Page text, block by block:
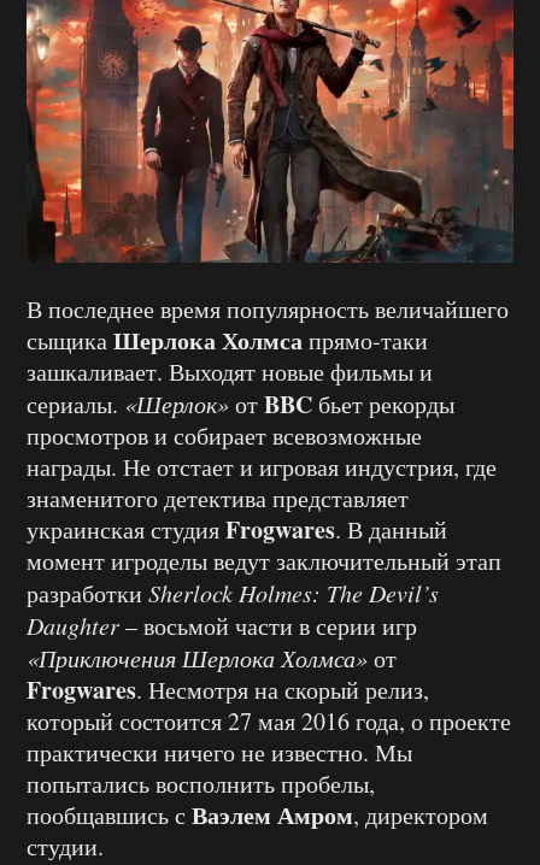
В последнее время популярность величайшего
сыщикаШерлока Холмсапрямо-таки
зашкаливает. Выходят новые фильмы и
сериалы. «Шерлок»отBBC бьет рекорды
просмотров и собирает всевозможные
награды. Не отстает и игровая индустрия, где
знаменитого детектива представляет
украинская студияFrogwares. В данный
момент игроделы ведут заключительный этап
разработки Sherlock Holmes: The Devil’s
Daughter– восьмой части в серии игр
«Приключения Шерлока Холмса»от
Frogwares. Несмотря на скорый релиз,
который состоится 27 мая 2016 года, о проекте
практически ничего не известно. Мы
попытались восполнить пробелы,
пообщавшись с Ваэлем Амром, директором
студии.